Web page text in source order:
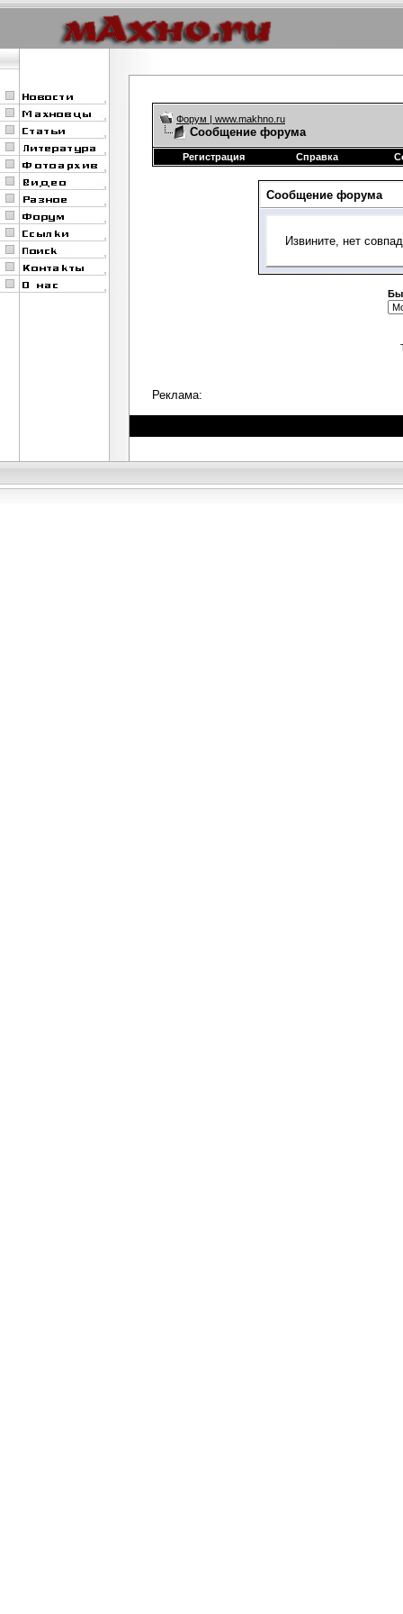
Форум | www.makhno.ru
Сообщение форума
Регистрация Справка
Сообщение форума
Извините, нет
Реклама: